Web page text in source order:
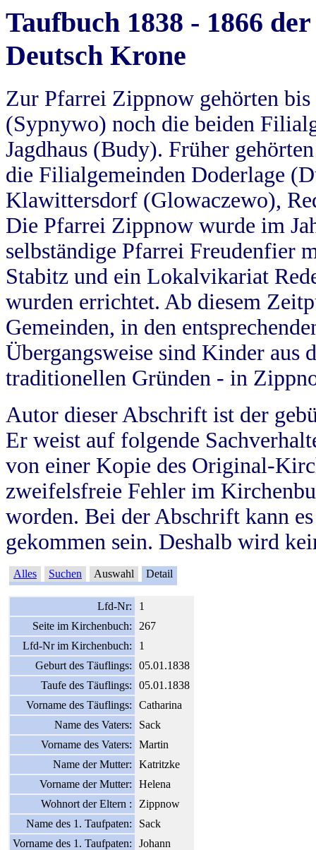
Taufbuch 1838 - 1866
Deutsch Krone
Zur Pfarrei Zippnow gehörten
(Sypnywo) noch die beiden
Jagdhaus (Budy). Früher
die Filialgemeinden Doderlage
Klawittersdorf (Glowaczewo),
Die Pfarrei Zippnow wurde im
selbständige Pfarrei Freudenfier
Stabitz und ein Lokalvikariat
wurden errichtet. Ab diesem
Gemeinden, in den
Übergangsweise sind Kinder aus
traditionellen Gründen - in
Autor dieser Abschrift ist der
Er weist auf folgende
von einer Kopie des Original-
zweifelsfreie Fehler im
worden. Bei der Abschrift kann
gekommen sein. Deshalb wird
Alles Suchen Auswahl Detail
Lfd-Nr:
1
Seite im Kirchenbuch:
267
Lfd-Nr im Kirchenbuch:
1
Geburt des Täuflings:
05.01.1838
Taufe des Täuflings:
05.01.1838
Vorname des Täuflings:
Catharina
Name des Vaters:
Sack
Vorname des Vaters:
Martin
Name der Mutter:
Katritzke
Vorname der Mutter:
Helena
Wohnort der Eltern :
Zippnow
Name des 1. Taufpaten:
Sack
Vorname des 1. Taufpaten:
Johann